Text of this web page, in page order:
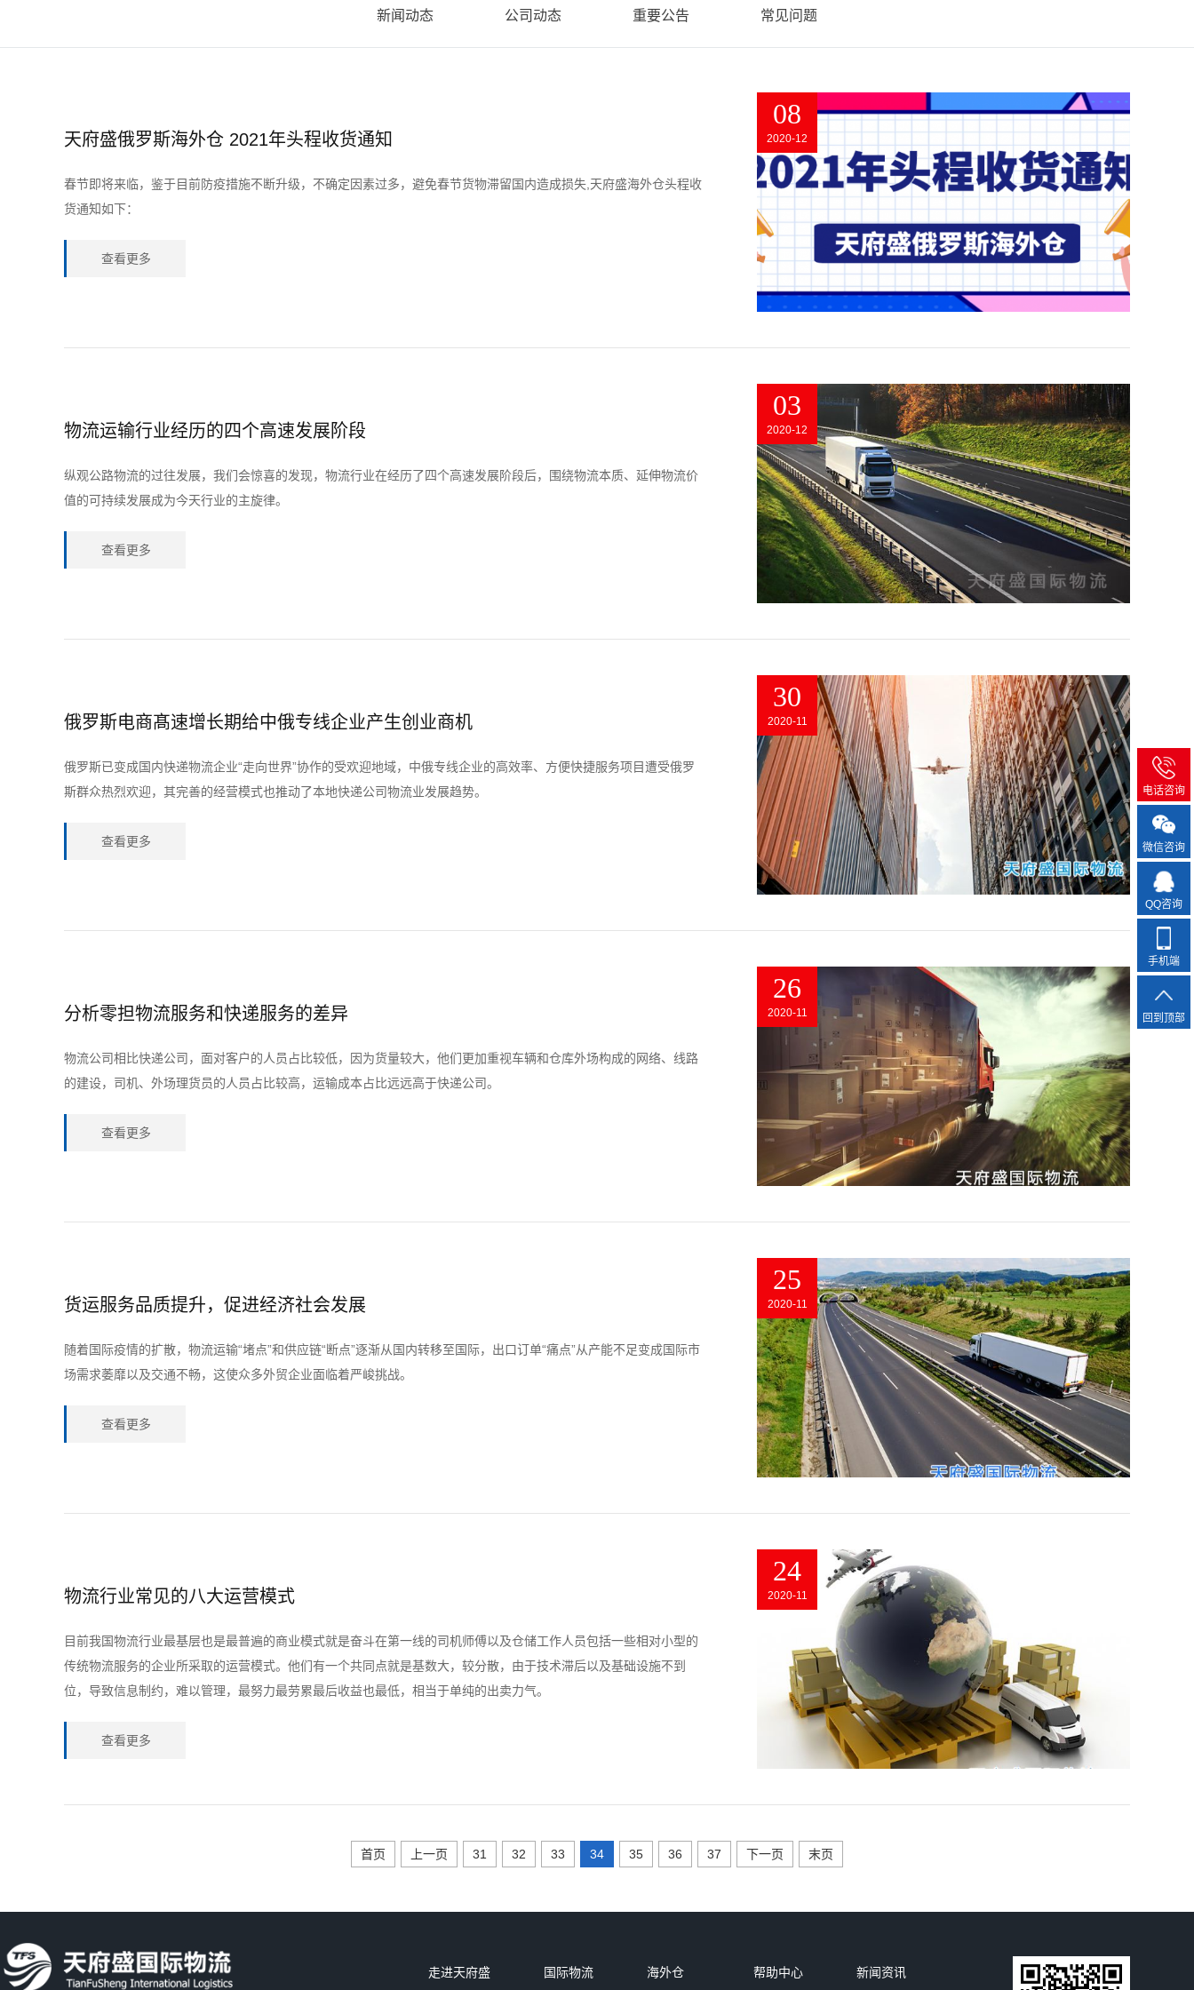
新闻动态 公司动态 重要公告 常见问题
天府盛俄罗斯海外仓 2021年头程收货通知
春节即将来临，鉴于目前防疫措施不断升级，不确定因素过多，避免春节货物滞留国内造成损失,天府盛海外仓头程收
货通知如下：
查看更多
08
2020-12
物流运输行业经历的四个高速发展阶段
纵观公路物流的过往发展，我们会惊喜的发现，物流行业在经历了四个高速发展阶段后，围绕物流本质、延伸物流价
值的可持续发展成为今天行业的主旋律。
查看更多
03
2020-12
俄罗斯电商髙速增长期给中俄专线企业产生创业商机
俄罗斯已变成国内快递物流企业“走向世界”协作的受欢迎地域，中俄专线企业的高效率、方便快捷服务项目遭受俄罗
斯群众热烈欢迎，其完善的经营模式也推动了本地快递公司物流业发展趋势。
查看更多
30
2020-11
分析零担物流服务和快递服务的差异
物流公司相比快递公司，面对客户的人员占比较低，因为货量较大，他们更加重视车辆和仓库外场构成的网络、线路
的建设，司机、外场理货员的人员占比较高，运输成本占比远远高于快递公司。
查看更多
26
2020-11
货运服务品质提升，促进经济社会发展
随着国际疫情的扩散，物流运输“堵点”和供应链“断点”逐渐从国内转移至国际，出口订单“痛点”从产能不足变成国际市
场需求萎靡以及交通不畅，这使众多外贸企业面临着严峻挑战。
查看更多
25
2020-11
物流行业常见的八大运营模式
目前我国物流行业最基层也是最普遍的商业模式就是奋斗在第一线的司机师傅以及仓储工作人员包括一些相对小型的
传统物流服务的企业所采取的运营模式。他们有一个共同点就是基数大，较分散，由于技术滞后以及基础设施不到
位，导致信息制约，难以管理，最努力最劳累最后收益也最低，相当于单纯的出卖力气。
查看更多
24
2020-11
首页 上一页 31 32 33 34 35 36 37 下一页 末页
走进天府盛 国际物流 海外仓 帮助中心 新闻资讯
电话咨询
微信咨询
QQ咨询
手机端
回到顶部